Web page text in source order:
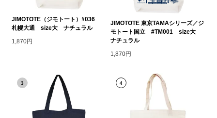
JIMOTOTE（ジモトート）#036
札幌大通 size大 ナチュラル
1,870円
JIMOTOTE 東京TAMAシリーズ／ジ
モトート国立 #TM001 size大
ナチュラル
1,870円
3 4